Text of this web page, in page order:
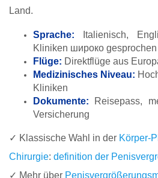
Land.
Sprache:
Italienisch,
Kliniken широко gesprochen
Flüge: Direktflüge aus
Medizinisches Niveau:
Kliniken
Dokumente: Reisepass,
Versicherung
✓ Klassische Wahl in der Körper-
Chirurgie: definition der
✓ Mehr über